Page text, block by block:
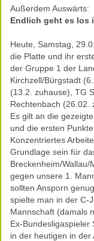
Außerdem Auswärts:
Endlich geht es los
Heute, Samstag,
die Platte und ihr
der Gruppe 1 der
Kirchzell/Bürgstadt
(13.2. zuhause), TG
Rechtenbach (26.02.
Es gilt an die
und die ersten
Konzentriertes
Grundlage sein für
Breckenheim/Wallau/
gegen unsere 1.
sollten Ansporn
spielte man in der C-
Mannschaft (damals
Ex-Bundesligaspieler
in der heutigen in der